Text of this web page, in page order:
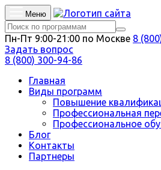
Меню
Пн-Пт 9:00-21:00 по Москве 8
Задать вопрос
8 (800) 300-94-86
Главная
Виды программ
Повышение
Профессиональная
Профессиональное
Блог
Контакты
Партнеры